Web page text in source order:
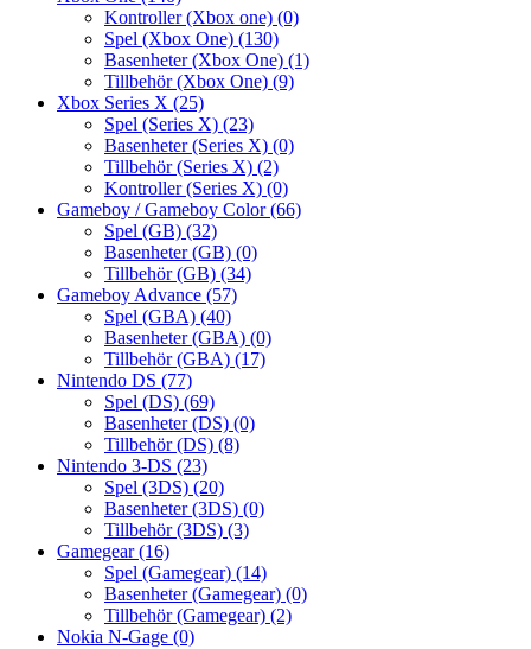
Kontroller (Xbox one) (0)
Spel (Xbox One) (130)
Basenheter (Xbox One) (1)
Tillbehör (Xbox One) (9)
Xbox Series X (25)
Spel (Series X) (23)
Basenheter (Series X) (0)
Tillbehör (Series X) (2)
Kontroller (Series X) (0)
Gameboy / Gameboy Color(66)
Spel (GB) (32)
Basenheter (GB) (0)
Tillbehör (GB) (34)
Gameboy Advance (57)
Spel (GBA) (40)
Basenheter (GBA) (0)
Tillbehör (GBA) (17)
Nintendo DS (77)
Spel (DS) (69)
Basenheter (DS) (0)
Tillbehör (DS) (8)
Nintendo 3-DS (23)
Spel (3DS) (20)
Basenheter (3DS) (0)
Tillbehör (3DS) (3)
Gamegear(16)
Spel (Gamegear) (14)
Basenheter (Gamegear) (0)
Tillbehör (Gamegear) (2)
Nokia N-Gage (0)